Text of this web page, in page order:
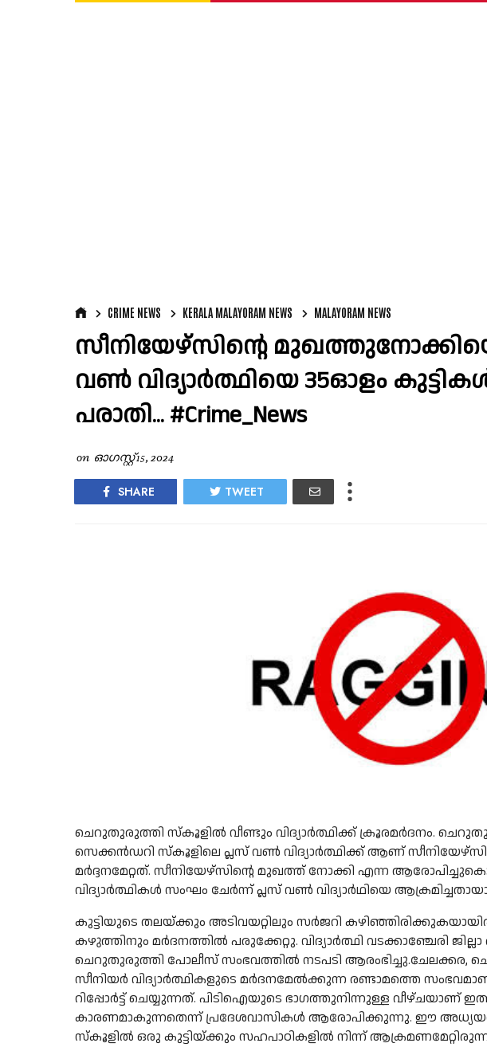
CRIME NEWS KERALA MALAYORAM NEWS MALAYORAM NEWS
സീനിയേഴ്‌സിന്റെ
വണ്‍ വിദ്യാര്‍ത്ഥിയെ 35ഓളം കുട്ടികള്‍
പരാതി... #Crime_News
on ഓഗസ്റ്റ് 15, 2024
SHARE TWEET
ചെറുതുരുത്തി സ്‌കൂളില്‍ വീണ്ടും വിദ്യാര്‍ത്ഥിക്ക് ക്രൂരമര്‍ദനം.
സെക്കന്‍ഡറി സ്‌കൂളിലെ പ്ലസ് വണ്‍ വിദ്യാര്‍ത്ഥിക്ക് ആണ്
മര്‍ദ്ദനമേറ്റത്. സീനിയേഴ്‌സിന്റെ മുഖത്ത് നോക്കി എന്ന
വിദ്യാര്‍ത്ഥികള്‍ സംഘം ചേര്‍ന്ന് പ്ലസ് വണ്‍ വിദ്യാര്‍ഥിയെ
കുട്ടിയുടെ തലയ്ക്കും അടിവയറ്റിലും സര്‍ജറി
കഴുത്തിനും മര്‍ദനത്തില്‍ പരുക്കേറ്റു. വിദ്യാര്‍ത്ഥി വടക്കാഞ്ചേരി
ചെറുതുരുത്തി പോലീസ് സംഭവത്തില്‍ നടപടി ആരംഭിച്ചു.ചേലക്കര,
സീനിയര്‍ വിദ്യാര്‍ത്ഥികളുടെ മര്‍ദനമേല്‍ക്കുന്ന രണ്ടാമത്തെ
റിപ്പോര്‍ട്ട് ചെയ്യുന്നത്. പിടിഐയുടെ ഭാഗത്തുനിന്നുള്ള വീഴ്ചയാണ്
കാരണമാകുന്നതെന്ന് പ്രദേശവാസികള്‍ ആരോപിക്കുന്നു. ഈ
സ്‌കൂളില്‍ ഒരു കുട്ടിയ്ക്കും സഹപാഠികളില്‍ നിന്ന്